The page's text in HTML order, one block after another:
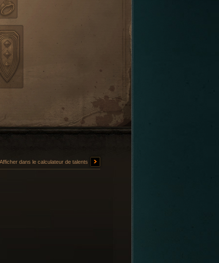
Afficher dans le calculateur de talents